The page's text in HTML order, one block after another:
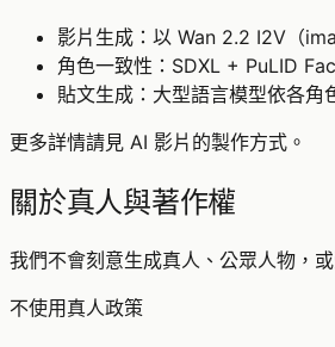
影片生成：以 Wan 2.2 I2V（
角色一致性：SDXL + PuLID
貼文生成：大型語言模型依各
更多詳情請見 AI 影片的製作方式 。
關於真人與著作權
我們不會刻意生成真人、公眾人物，
不使用真人政策